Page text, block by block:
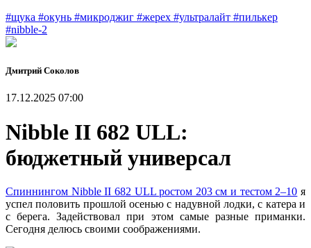
#щука #окунь #микроджиг #жерех #ультралайт #пилькер
#nibble-2
Дмитрий Соколов
17.12.2025 07:00
Nibble II 682 ULL:
бюджетный универсал
Cпиннингом Nibble II 682 ULL ростом 203 см и тестом 2–10 я
успел половить прошлой осенью с надувной лодки, с катера и
с берега. Задействовал при этом самые разные приманки.
Сегодня делюсь своими соображениями.